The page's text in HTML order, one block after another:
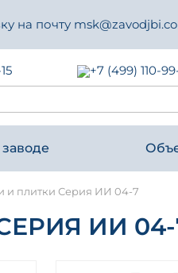
на почту
+7 (499) 110-
и плитки Серия ИИ 04-7
ИИ 04-